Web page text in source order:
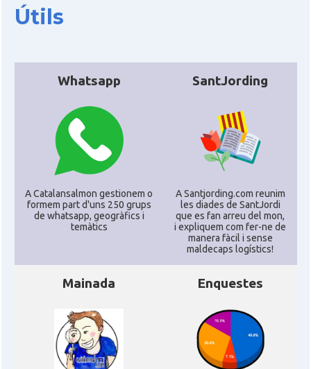
Útils
Whatsapp
A Catalansalmon gestionem o
formem part d'uns 250 grups
de whatsapp, geogràfics i
temàtics
SantJording
A Santjording.com reunim
les diades de SantJordi
que es fan arreu del mon,
i expliquem com fer-ne de
manera fàcil i sense
maldecaps logí­stics!
Mainada Enquestes